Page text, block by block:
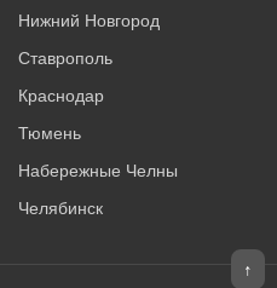
Нижний Новгород
Ставрополь
Краснодар
Тюмень
Набережные Челны
Челябинск
↑